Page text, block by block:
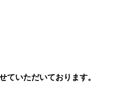
ていただいております。